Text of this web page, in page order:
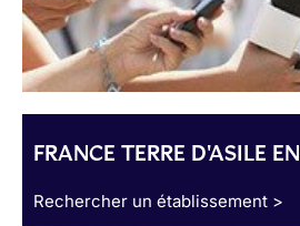
FRANCE TERRE D'ASILE
Rechercher un établissement >